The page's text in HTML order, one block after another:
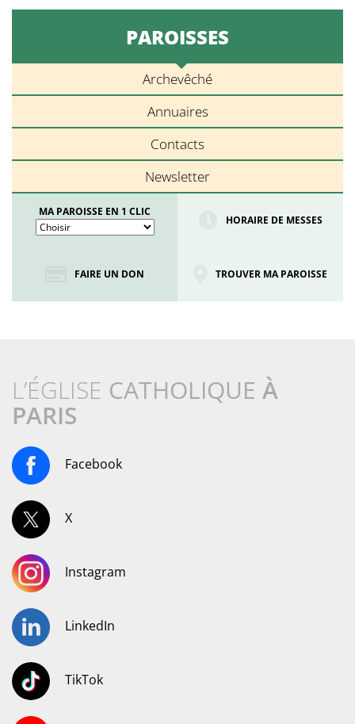
PAROISSES
Archevêché
Annuaires
Contacts
Newsletter
MA PAROISSE EN 1 CLIC
HORAIRE DE MESSES
FAIRE UN DON TROUVER MA PAROISSE
L’ÉGLISE CATHOLIQUE À
PARIS
Facebook
X
Instagram
LinkedIn
TikTok